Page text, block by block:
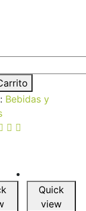
Bebidas y
Quick
view